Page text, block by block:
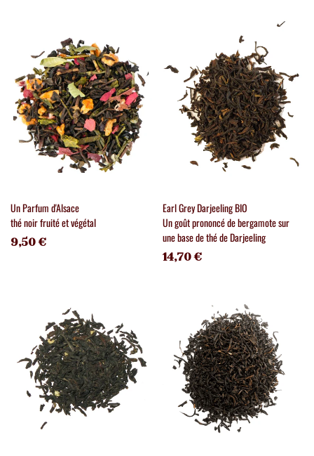
Un Parfum d'Alsace
thé noir fruité et végétal
9,50 €
Earl Grey Darjeeling BIO
Un goût prononcé de bergamote sur
une base de thé de Darjeeling
14,70 €